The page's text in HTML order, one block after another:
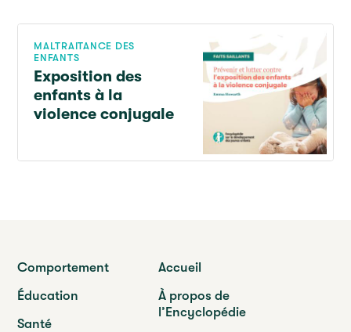
MALTRAITANCE DES
ENFANTS
Exposition des
enfants à la
violence conjugale
Comportement
Éducation
Santé
Accueil
À propos de
l’Encyclopédie